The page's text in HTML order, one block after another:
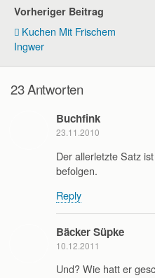
Vorheriger Beitrag
Kuchen Mit Frischem
Ingwer
23 Antworten
Buchfink
23.11.2010
Der allerletzte Satz
befolgen.
Reply
Bäcker Süpke
10.12.2011
Und? Wie hatt er